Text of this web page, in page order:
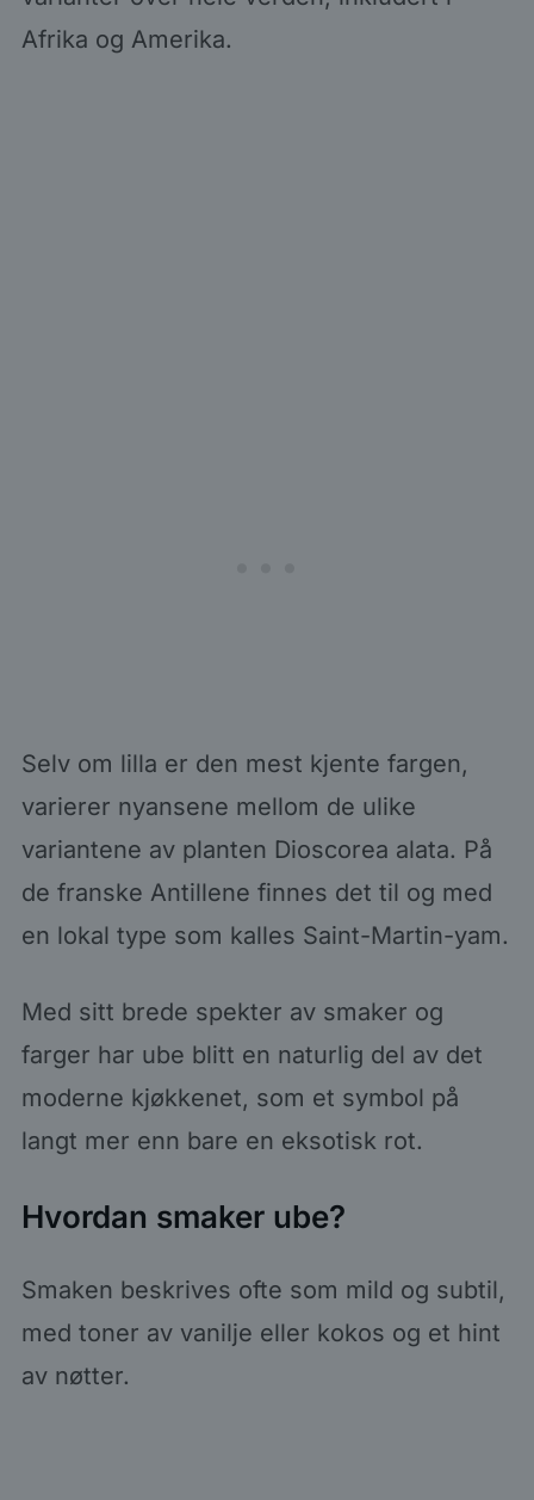
Afrika og Amerika.
Selv om lilla er den mest kjente fargen,
varierer nyansene mellom de ulike
variantene av planten Dioscorea alata. På
de franske Antillene finnes det til og med
en lokal type som kalles Saint-Martin-yam.
Med sitt brede spekter av smaker og
farger har ube blitt en naturlig del av det
moderne kjøkkenet, som et symbol på
langt mer enn bare en eksotisk rot.
Hvordan smaker ube?
Smaken beskrives ofte som mild og subtil,
med toner av vanilje eller kokos og et hint
av nøtter.